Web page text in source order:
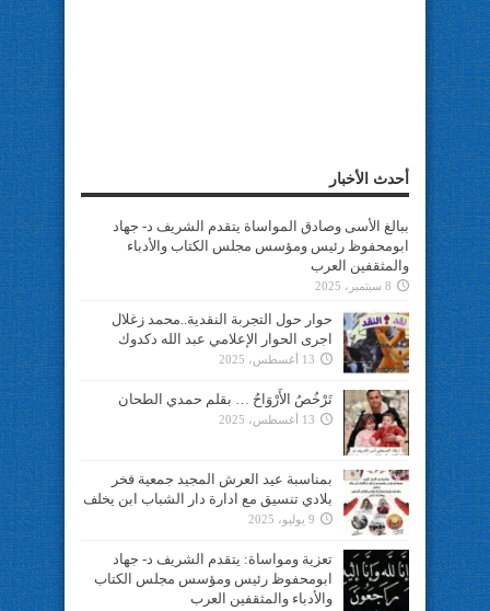
أحدث الأخبار
ببالغ الأسى وصادق المواساة يتقدم الشريف د- جهاد
ابومحفوظ رئيس ومؤسس مجلس الكتاب والأدباء
والمثقفين العرب
8 سبتمبر، 2025
حوار حول التجربة النقدية..محمد زغلال
اجرى الحوار الإعلامي عبد الله دكدوك
13 أغسطس، 2025
تَرْخُصُ الأَرْوَاحُ … بقلم حمدي الطحان
13 أغسطس، 2025
بمناسبة عيد العرش المجيد جمعية فخر
بلادي تنسيق مع ادارة دار الشباب ابن يخلف
9 يوليو، 2025
تعزية ومواساة: يتقدم الشريف د- جهاد
ابومحفوظ رئيس ومؤسس مجلس الكتاب
والأدباء والمثقفين العرب